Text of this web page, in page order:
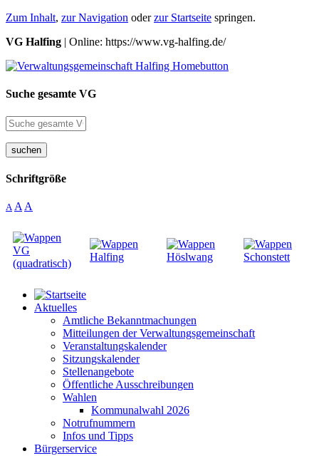
Zum Inhalt, zur Navigation oderzur Startseite springen.
VG Halfing | Online: https://www.vg-halfing.de/
Suche gesamte VG
suchen
Schriftgröße
A A A
Aktuelles
Amtliche Bekanntmachungen
Mitteilungen der Verwaltungsgemeinschaft
Veranstaltungskalender
Sitzungskalender
Stellenangebote
Öffentliche Ausschreibungen
Wahlen
Kommunalwahl 2026
Notrufnummern
Infos und Tipps
Bürgerservice